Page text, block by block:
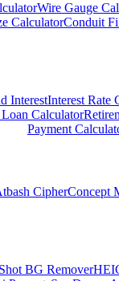
Wire Gauge
CalculatorConduit
InterestInterest Rate
Calculator
Payment
CipherConcept
BG Remover